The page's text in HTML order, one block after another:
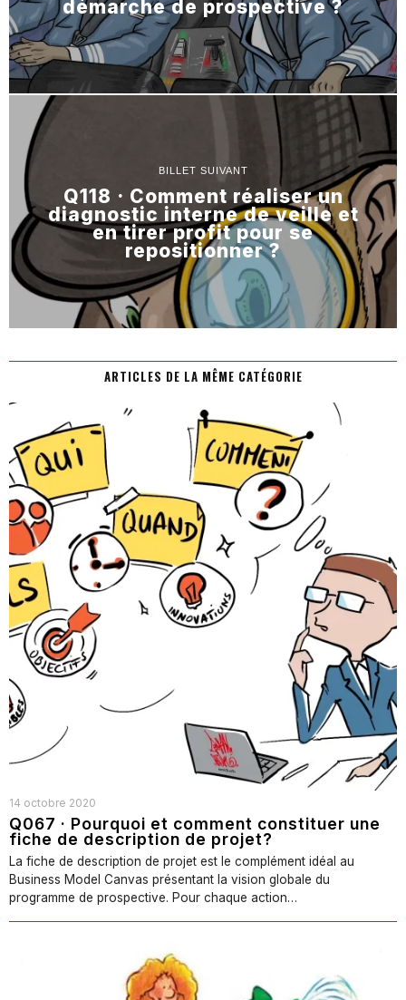
démarche de prospective ?
BILLET SUIVANT
Q118 · Comment réaliser un
diagnostic interne de veille et
en tirer profit pour se
repositionner ?
ARTICLES DE LA MÊME CATÉGORIE
14 octobre 2020
Q067 · Pourquoi et comment constituer une
fiche de description de projet?
La fiche de description de projet est le complément idéal au
Business Model Canvas présentant la vision globale du
programme de prospective. Pour chaque action…